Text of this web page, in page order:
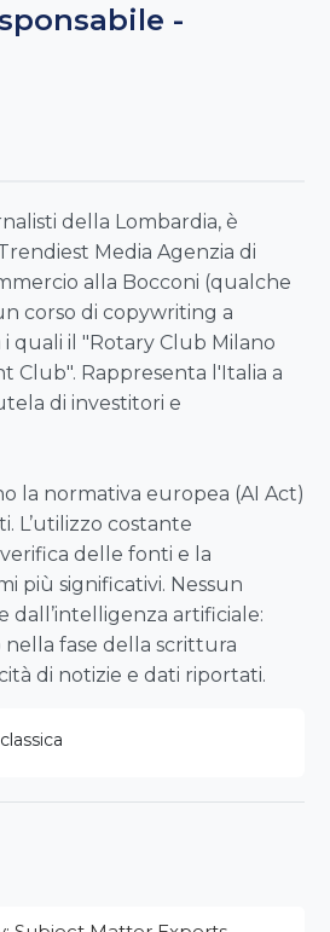
-
della Lombardia, è
Media Agenzia di
alla Bocconi (qualche
corso di copywriting a
quali il "Rotary Club Milano
Club". Rappresenta l'Italia a
di investitori e
la normativa europea (AI Act)
L’utilizzo costante
delle fonti e la
più significativi. Nessun
artificiale:
fase della scrittura
di notizie e dati riportati.